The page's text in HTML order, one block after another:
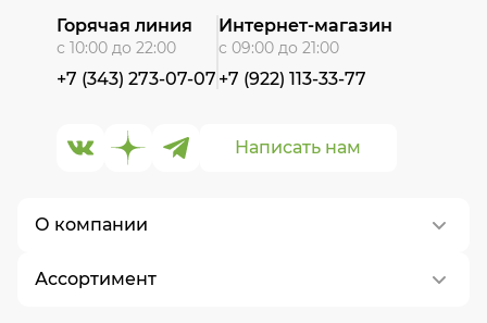
О компании
О нас
Ассортимент
Написать нам
Горячая линия
с 10:00 до 22:00
+7 (343) 273-07-07
Интернет-магазин
с 09:00 до 21:00
+7 (922) 113-33-77